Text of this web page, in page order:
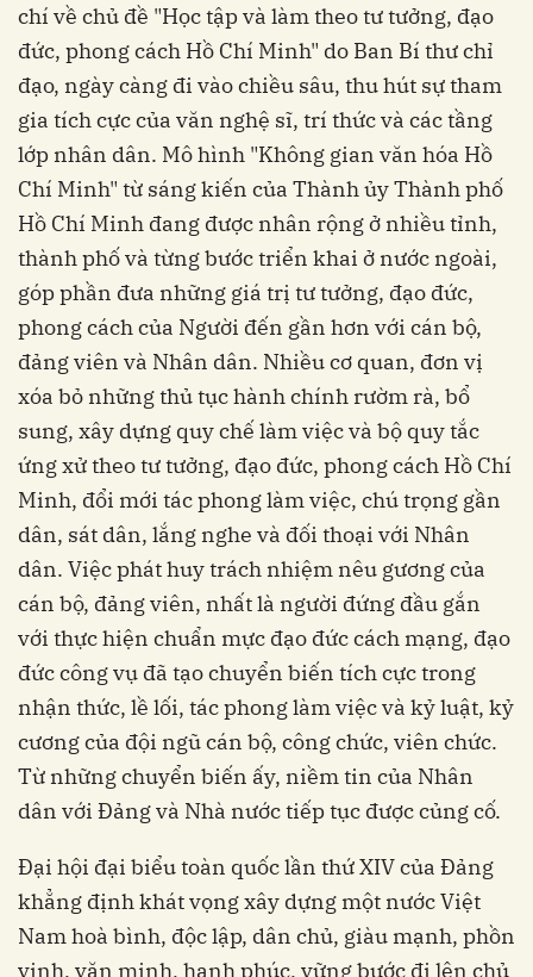
chí về chủ đề "Học tập và làm theo tư tưởng, đạo
đức, phong cách Hồ Chí Minh" do Ban Bí thư chỉ
đạo, ngày càng đi vào chiều sâu, thu hút sự tham
gia tích cực của văn nghệ sĩ, trí thức và các tầng
lớp nhân dân. Mô hình "Không gian văn hóa Hồ
Chí Minh" từ sáng kiến của Thành ủy Thành phố
Hồ Chí Minh đang được nhân rộng ở nhiều tỉnh,
thành phố và từng bước triển khai ở nước ngoài,
góp phần đưa những giá trị tư tưởng, đạo đức,
phong cách của Người đến gần hơn với cán bộ,
đảng viên và Nhân dân. Nhiều cơ quan, đơn vị
xóa bỏ những thủ tục hành chính rườm rà, bổ
sung, xây dựng quy chế làm việc và bộ quy tắc
ứng xử theo tư tưởng, đạo đức, phong cách Hồ Chí
Minh, đổi mới tác phong làm việc, chú trọng gần
dân, sát dân, lắng nghe và đối thoại với Nhân
dân. Việc phát huy trách nhiệm nêu gương của
cán bộ, đảng viên, nhất là người đứng đầu gắn
với thực hiện chuẩn mực đạo đức cách mạng, đạo
đức công vụ đã tạo chuyển biến tích cực trong
nhận thức, lề lối, tác phong làm việc và kỷ luật, kỷ
cương của đội ngũ cán bộ, công chức, viên chức.
Từ những chuyển biến ấy, niềm tin của Nhân
dân với Đảng và Nhà nước tiếp tục được củng cố.
Đại hội đại biểu toàn quốc lần thứ XIV của Đảng
khẳng định khát vọng xây dựng một nước Việt
Nam hoà bình, độc lập, dân chủ, giàu mạnh, phồn
vinh, văn minh, hạnh phúc, vững bước đi lên chủ